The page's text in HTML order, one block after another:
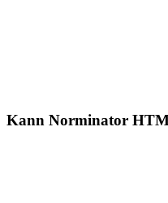
Kann Norminator